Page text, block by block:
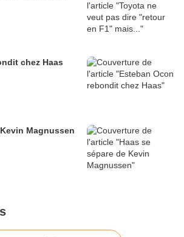
chez Haas
Magnussen